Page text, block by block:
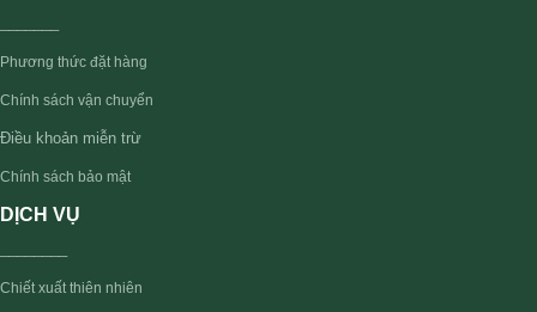
Phương thức đặt hàng
Chính sách vận chuyển
Điều khoản miễn trừ
Chính sách bảo mật
DỊCH VỤ
Chiết xuất thiên nhiên